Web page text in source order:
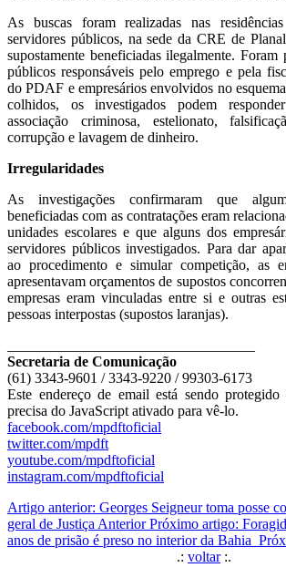
As buscas foram realizadas nas
servidores públicos, na sede da CRE de
supostamente beneficiadas ilegalmente. Foram
públicos responsáveis pelo emprego e pela
do PDAF e empresários envolvidos no
colhidos, os investigados podem
associação criminosa, estelionato,
corrupção e lavagem de dinheiro.
Irregularidades
As investigações confirmaram que
beneficiadas com as contratações eram
unidades escolares e que alguns dos
servidores públicos investigados. Para dar
ao procedimento e simular competição, as
apresentavam orçamentos de supostos
empresas eram vinculadas entre si e outras
pessoas interpostas (supostos laranjas).
Secretaria de Comunicação
(61) 3343-9601 / 3343-9220 / 99303-6173
Este endereço de email está sendo protegido
precisa do JavaScript ativado para vê-lo.
facebook.com/mpdftoficial
twitter.com/mpdft
youtube.com/mpdftoficial
instagram.com/mpdftoficial
Artigo anterior: Georges Seigneur toma posse
geral de Justiça Anterior Próximo artigo:
anos de prisão é preso no interior da Bahia
.: voltar:.